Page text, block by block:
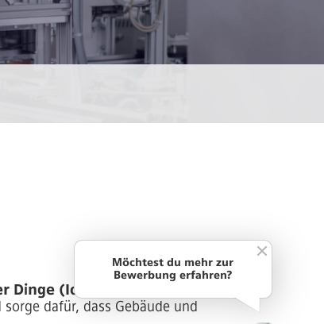
(IoT) ziehen dich in
dafür, dass Gebäude und
Möchtest du mehr zur
Bewerbung erfahren?